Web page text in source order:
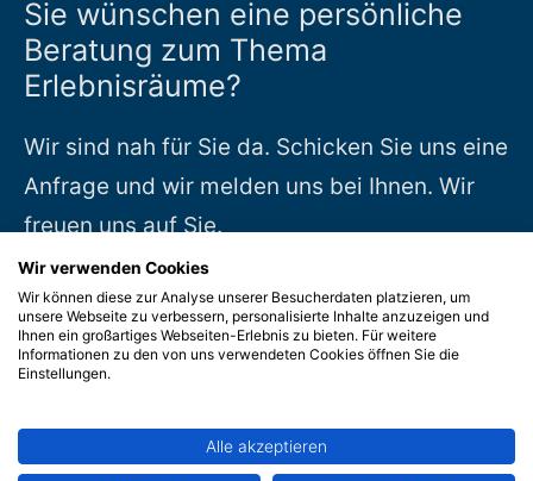
Sie wünschen eine persönliche
Beratung zum Thema
Erlebnisräume?
Wir sind nah für Sie da. Schicken Sie uns eine
Anfrage und wir melden uns bei Ihnen. Wir
freuen uns auf Sie.
Zur Beratungsanfrage
Wir verwenden Cookies
Wir können diese zur Analyse unserer Besucherdaten platzieren, um
unsere Webseite zu verbessern, personalisierte Inhalte anzuzeigen und
Ihnen ein großartiges Webseiten-Erlebnis zu bieten. Für weitere
Informationen zu den von uns verwendeten Cookies öffnen Sie die
Einstellungen.
Alle akzeptieren